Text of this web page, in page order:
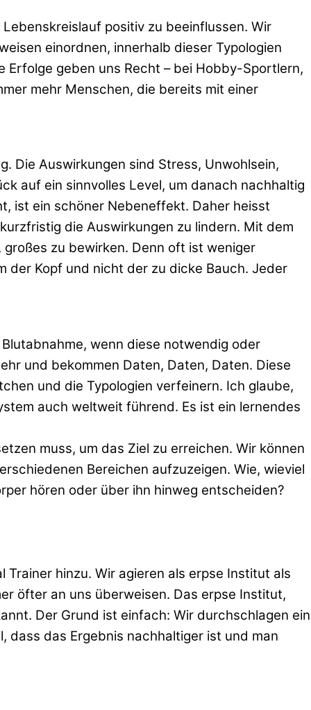
positiv zu beeinflussen. Wir
einordnen, innerhalb dieser Typologien
geben uns Recht – bei Hobby-Sportlern,
mehr Menschen, die bereits mit einer
Die Auswirkungen sind Stress, Unwohlsein,
auf ein sinnvolles Level, um danach nachhaltig
ist ein schöner Nebeneffekt. Daher heisst
die Auswirkungen zu lindern. Mit dem
zu bewirken. Denn oft ist weniger
der Kopf und nicht der zu dicke Bauch. Jeder
wenn diese notwendig oder
und bekommen Daten, Daten, Daten. Diese
und die Typologien verfeinern. Ich glaube,
auch weltweit führend. Es ist ein lernendes
muss, um das Ziel zu erreichen. Wir können
Bereichen aufzuzeigen. Wie, wieviel
hören oder über ihn hinweg entscheiden?
hinzu. Wir agieren als erpse Institut als
öfter an uns überweisen. Das erpse Institut,
Der Grund ist einfach: Wir durchschlagen ein
dass das Ergebnis nachhaltiger ist und man